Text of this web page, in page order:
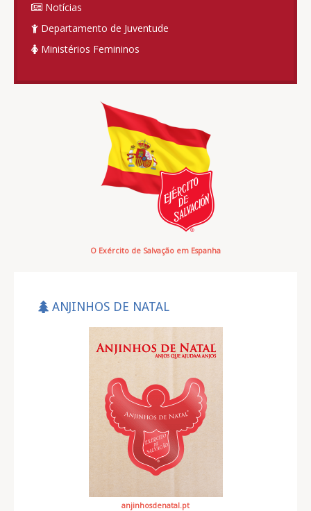
Notícias
Departamento de Juventude
Ministérios Femininos
O Exército de Salvação em Espanha
ANJINHOS DE NATAL
anjinhosdenatal.pt